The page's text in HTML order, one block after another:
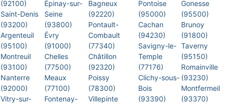
(92100)
Saint-Denis
(93200)
Argenteuil
(95100)
Montreuil
(93100)
Nanterre
(92000)
Vitry-sur-
Épinay-sur-
Seine
(93800)
Évry
(91000)
Chelles
(77500)
Meaux
(77100)
Fontenay-
Bagneux
(92220)
Pontault-
Combault
(77340)
Châtillon
(92320)
Poissy
(78300)
Villepinte
Pontoise
(95000)
Cachan
(94230)
Savigny-le-
Temple
(77176)
Clichy-sous-
Bois
(93390)
Gonesse
(95500)
Brunoy
(91800)
Taverny
(95150)
Romainville
(93230)
Montfermeil
(93370)